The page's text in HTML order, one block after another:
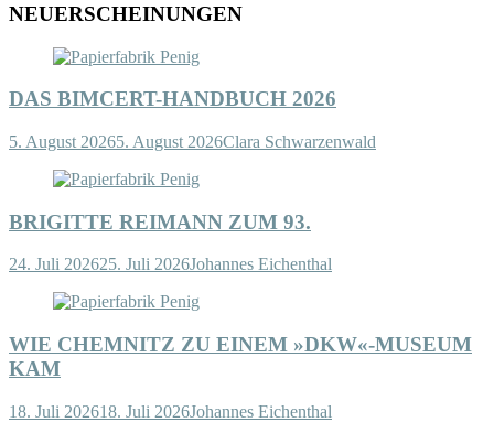
NEUERSCHEINUNGEN
DAS BIMCERT-HANDBUCH 2026
5. August 20265. August 2026Clara Schwarzenwald
BRIGITTE REIMANN ZUM 93.
24. Juli 202625. Juli 2026Johannes Eichenthal
WIE CHEMNITZ ZU EINEM »DKW«-MUSEUM
KAM
18. Juli 202618. Juli 2026Johannes Eichenthal